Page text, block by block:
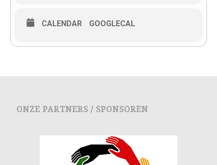
CALENDAR GOOGLECAL
ONZE PARTNERS / SPONSOREN